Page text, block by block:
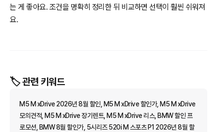
는 게 좋아요. 조건을 명확히 정리한 뒤 비교하면 선택이 훨씬 쉬워져
요.
🏷️ 관련 키워드
M5 M xDrive 2026년 8월 할인, M5 M xDrive 할인가, M5 M xDrive
모의견적, M5 M xDrive 장기렌트, M5 M xDrive 리스, BMW 할인 프
로모션, BMW 8월 할인가, 5시리즈 520i M 스포츠 P1 2026년 8월 할